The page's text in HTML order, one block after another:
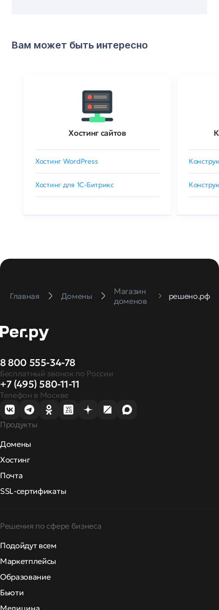
Вам может быть интересно
Хостинг сайтов
Хостинг WordPress
Хостинг для 1C-Битрикс
Главная Домены
Магазин
доменов
решено.рф
8 800 555-34-78
Бесплатный звонок по России
+7 (495) 580-11-11
Телефон в Москве
Продукты
Домены
Хостинг
Почта
SSL-сертификаты
Решения по сфере бизнеса
Подойдут всем
Маркетплейсы
Образование
Бьюти
Медицина